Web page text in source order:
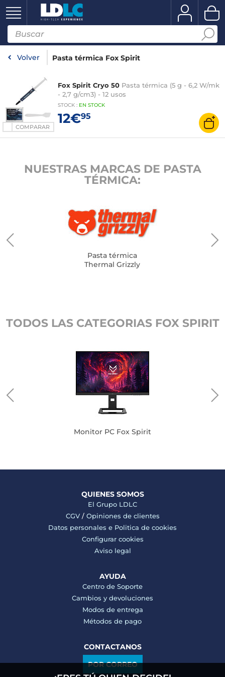
Volver Pasta térmica Fox Spirit
COMPARAR
Fox Spirit Cryo 50 Pasta térmica (5 g - 6,2 W/mk
- 2,7 g/cm3) - 12 usos
STOCK : EN STOCK
12€95
NUESTRAS MARCAS DE PASTA
TÉRMICA:
Pasta térmica
Thermal Grizzly
TODOS LAS CATEGORIAS FOX SPIRIT
Monitor PC Fox Spirit
QUIENES SOMOS
El Grupo LDLC
CGV/ Opiniones de clientes
Datos personales e Politica de cookies
Configurar cookies
Aviso legal
AYUDA
Centro de Soporte
Cambios y devoluciones
Modos de entrega
Métodos de pago
CONTACTANOS
POR CORREO